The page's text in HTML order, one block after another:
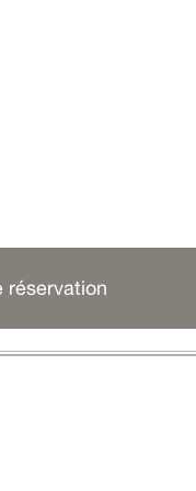
réservation